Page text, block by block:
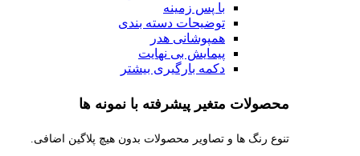
با پس زمینه
توضیحات دسته بندی
همپوشانی هدر
پیمایش بی نهایت
دکمه بارگیری بیشتر
محصولات متغیر پیشرفته با نمونه ها
تنوع رنگ ها و تصاویر محصولات بدون هیچ پلاگین اضافی.